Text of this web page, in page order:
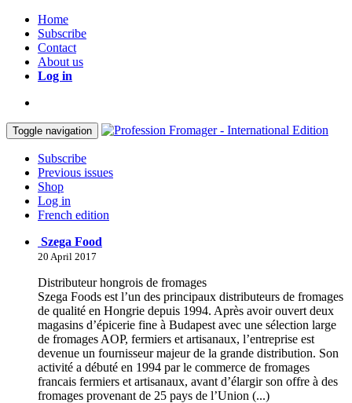
Home
Subscribe
Contact
About us
Log in
Toggle navigation
Subscribe
Previous issues
Shop
Log in
French edition
Szega Food
20 April 2017
Distributeur hongrois de fromages
Szega Foods est l’un des principaux distributeurs de fromages
de qualité en Hongrie depuis 1994. Après avoir ouvert deux
magasins d’épicerie fine à Budapest avec une sélection large
de fromages AOP, fermiers et artisanaux, l’entreprise est
devenue un fournisseur majeur de la grande distribution. Son
activité a débuté en 1994 par le commerce de fromages
francais fermiers et artisanaux, avant d’élargir son offre à des
fromages provenant de 25 pays de l’Union (...)